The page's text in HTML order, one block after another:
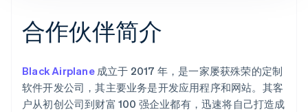
合作伙伴简介
Black Airplane成立于 2017 年，是一家屡获殊荣的定制
软件开发公司，其主要业务是开发应用程序和网站。其客
户从初创公司到财富 100 强企业都有，迅速将自己打造成